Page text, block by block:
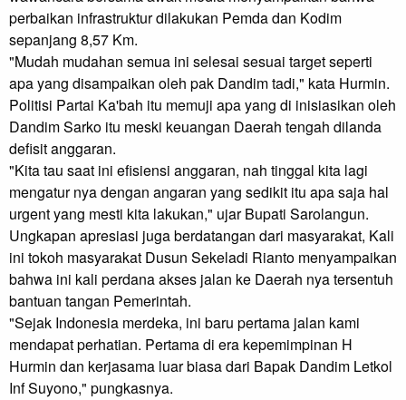
perbaikan infrastruktur dilakukan Pemda dan Kodim
sepanjang 8,57 Km.
"Mudah mudahan semua ini selesai sesuai target seperti
apa yang disampaikan oleh pak Dandim tadi," kata Hurmin.
Politisi Partai Ka'bah itu memuji apa yang di inisiasikan oleh
Dandim Sarko itu meski keuangan Daerah tengah dilanda
defisit anggaran.
"Kita tau saat ini efisiensi anggaran, nah tinggal kita lagi
mengatur nya dengan angaran yang sedikit itu apa saja hal
urgent yang mesti kita lakukan," ujar Bupati Sarolangun.
Ungkapan apresiasi juga berdatangan dari masyarakat, Kali
ini tokoh masyarakat Dusun Sekeladi Rianto menyampaikan
bahwa ini kali perdana akses jalan ke Daerah nya tersentuh
bantuan tangan Pemerintah.
"Sejak Indonesia merdeka, ini baru pertama jalan kami
mendapat perhatian. Pertama di era kepemimpinan H
Hurmin dan kerjasama luar biasa dari Bapak Dandim Letkol
Inf Suyono," pungkasnya.